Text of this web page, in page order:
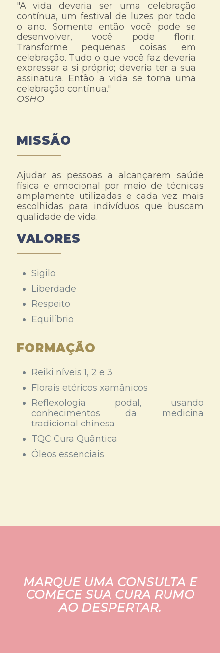
"A vida deveria ser uma celebração
contínua, um festival de luzes por todo
o ano. Somente então você pode se
desenvolver, você pode florir.
Transforme pequenas coisas em
celebração. Tudo o que você faz deveria
expressar a si próprio; deveria ter a sua
assinatura. Então a vida se torna uma
celebração contínua."
OSHO
MISSÃO
Ajudar as pessoas a alcançarem saúde
física e emocional por meio de técnicas
amplamente utilizadas e cada vez mais
escolhidas para indivíduos que buscam
qualidade de vida.
VALORES
Sigilo
Liberdade
Respeito
Equilíbrio
FORMAÇÃO
Reiki níveis 1, 2 e 3
Florais etéricos xamânicos
Reflexologia podal, usando
conhecimentos da medicina
tradicional chinesa
TQC Cura Quântica
Óleos essenciais
MARQUE UMA CONSULTA E
COMECE SUA CURA RUMO
AO DESPERTAR.